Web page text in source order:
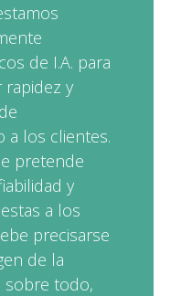
de I.A. para
y
a los clientes.
pretende
y
a los
precisarse
de la
sobre todo,